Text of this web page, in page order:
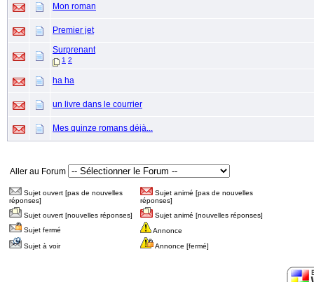
Mon roman
Premier jet
Surprenant
1 2
ha ha
un livre dans le courrier
Mes quinze romans déjà...
Aller au Forum
Sujet ouvert [pas de nouvelles
réponses]
Sujet animé [pas de nouvelles
réponses]
Sujet ouvert [nouvelles réponses]
Sujet animé [nouvelles réponses]
Sujet fermé
Annonce
Sujet à voir
Annonce [fermé]